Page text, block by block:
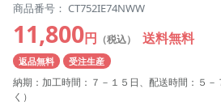
商品番号： CT752IE74NWW
11,800円 （税込） 送料無料
返品無料 受注生産
納期：加工時間：７－１５日、配送時間：５
く）